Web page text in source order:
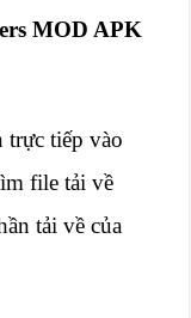
MOD APK
trực tiếp vào
file tải về
tải về của